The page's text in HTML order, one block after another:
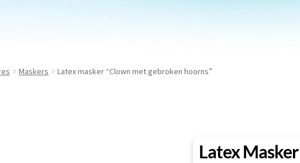
Maskers Latex masker “Clown met gebroken hoorns”
Latex